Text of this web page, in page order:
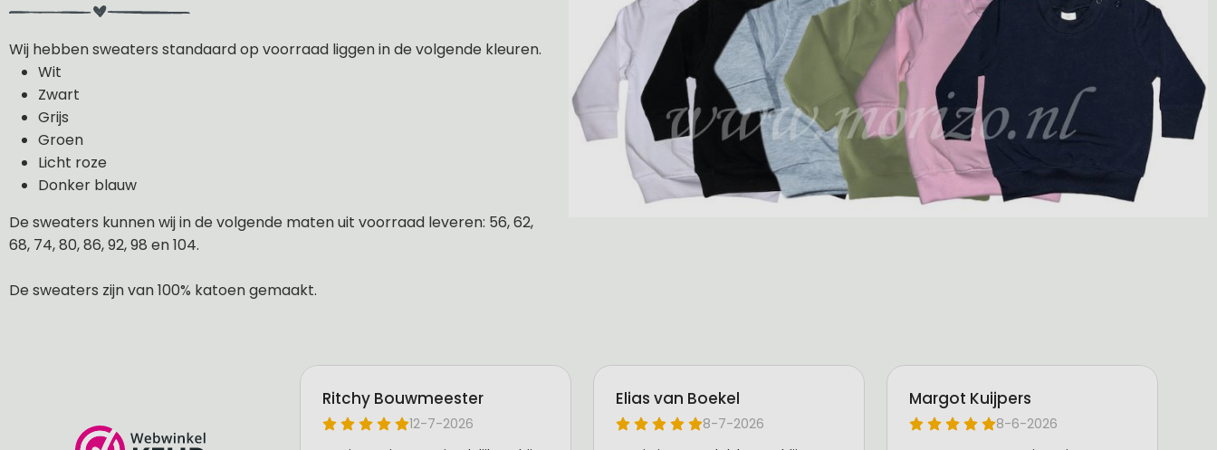
Wij hebben sweaters standaard op voorraad liggen in de volgende kleuren.
Wit
Zwart
Grijs
Groen
Licht roze
Donker blauw
De sweaters kunnen wij in de volgende maten uit voorraad leveren: 56, 62,
68, 74, 80, 86, 92, 98 en 104.
De sweaters zijn van 100% katoen gemaakt.